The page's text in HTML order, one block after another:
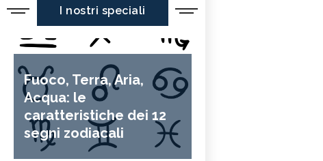
I nostri speciali
Fuoco, Terra, Aria,
Acqua: le
caratteristiche dei 12
segni zodiacali